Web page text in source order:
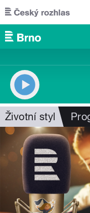
Přejít k hlavnímu obsahu
Životní styl